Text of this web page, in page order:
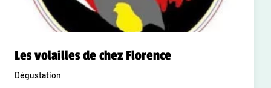
Les volailles de chez Florence
Dégustation